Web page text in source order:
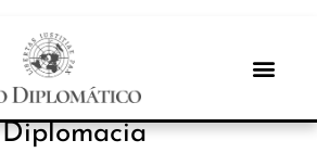
NOTICIAS
Diplomacia